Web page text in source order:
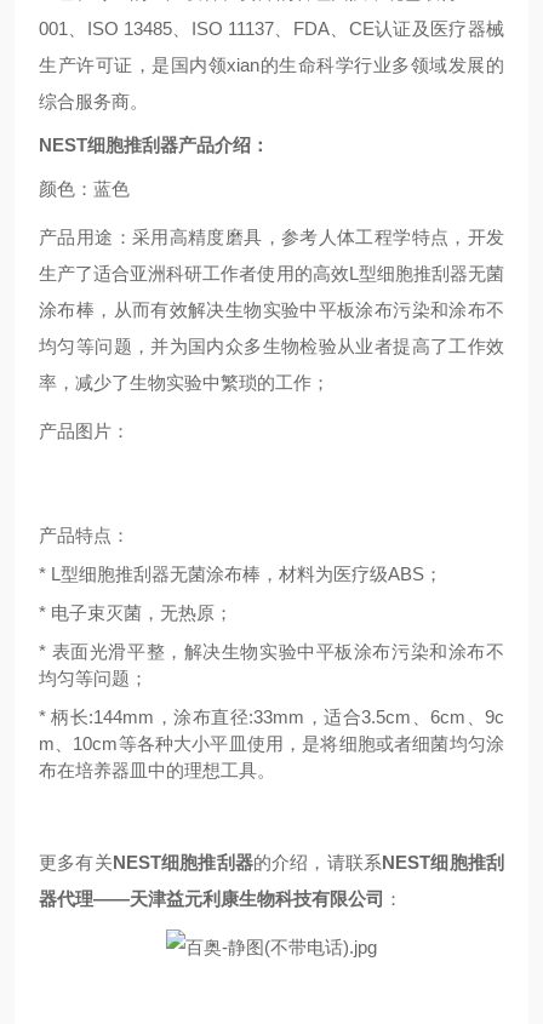
001、ISO 13485、ISO 11137、FDA、CE认证及医疗器械
生产许可证，是国内领xian的生命科学行业多领域发展的
综合服务商。
NEST细胞推刮器产品介绍：
颜色：蓝色
产品用途：采用高精度磨具，参考人体工程学特点，开发
生产了适合亚洲科研工作者使用的高效L型细胞推刮器无菌
涂布棒，从而有效解决生物实验中平板涂布污染和涂布不
均匀等问题，并为国内众多生物检验从业者提高了工作效
率，减少了生物实验中繁琐的工作；
产品图片：
产品特点：
* L型细胞推刮器无菌涂布棒，材料为医疗级ABS；
* 电子束灭菌，无热原；
* 表面光滑平整，解决生物实验中平板涂布污染和涂布不
均匀等问题；
* 柄长:144mm，涂布直径:33mm，适合3.5cm、6cm、9c
m、10cm等各种大小平皿使用，是将细胞或者细菌均匀涂
布在培养器皿中的理想工具。
更多有关NEST细胞推刮器的介绍，请联系NEST细胞推刮
器代理——天津益元利康生物科技有限公司 ：